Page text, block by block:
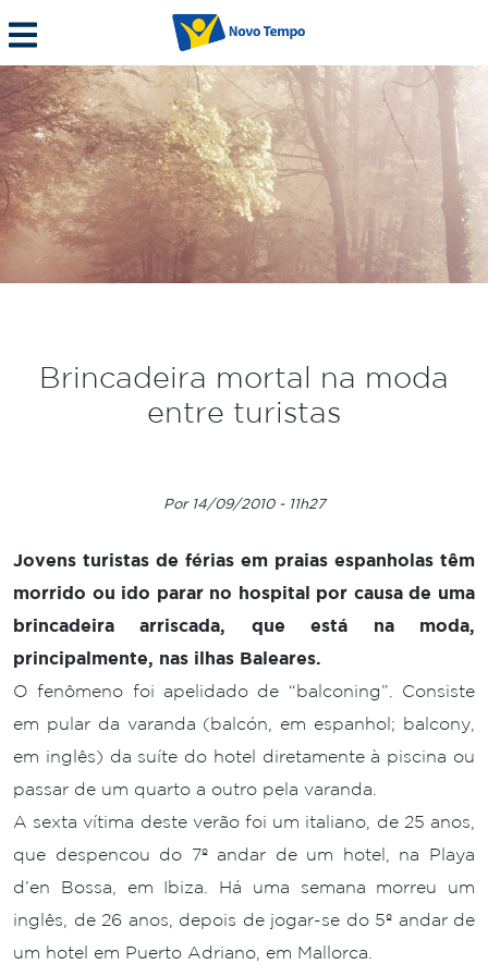
Brincadeira mortal na moda
entre turistas
Por 14/09/2010 - 11h27
Jovens turistas de férias em praias espanholas têm
morrido ou ido parar no hospital por causa de uma
brincadeira arriscada, que está na moda,
principalmente, nas ilhas Baleares.
O fenômeno foi apelidado de “balconing”. Consiste
em pular da varanda (balcón, em espanhol; balcony,
em inglês) da suíte do hotel diretamente à piscina ou
passar de um quarto a outro pela varanda.
A sexta vítima deste verão foi um italiano, de 25 anos,
que despencou do 7º andar de um hotel, na Playa
d’en Bossa, em Ibiza. Há uma semana morreu um
inglês, de 26 anos, depois de jogar-se do 5º andar de
um hotel em Puerto Adriano, em Mallorca.